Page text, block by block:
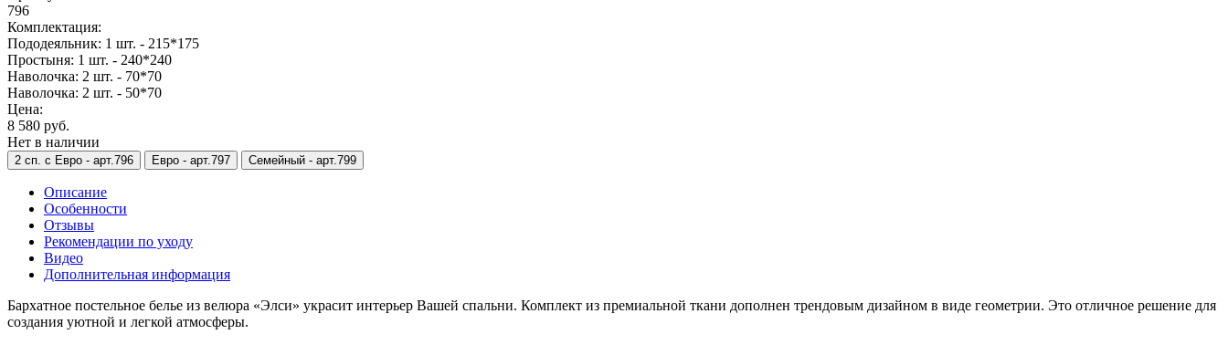
796
Комплектация:
Пододеяльник: 1 шт. - 215*175
Простыня: 1 шт. - 240*240
Наволочка: 2 шт. - 70*70
Наволочка: 2 шт. - 50*70
Цена:
8 580 руб.
Нет в наличии
2 сп. с Евро - арт.796 Евро - арт.797 Семейный - арт.799
Описание
Особенности
Отзывы
Рекомендации по уходу
Видео
Дополнительная информация
Бархатное постельное белье из велюра «Элси» украсит интерьер Вашей спальни. Комплект из премиальной ткани дополнен трендовым дизайном в виде геометрии. Это отличное решение для
создания уютной и легкой атмосферы.